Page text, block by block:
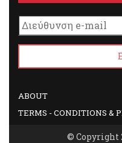
ABOUT
TERMS - CONDITIONS &
© Copyright